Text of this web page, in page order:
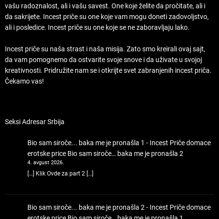
vašu radoznalost, ali i vašu savest. One koje želite da pročitate, ali i
da sakrijete. Incest priče su one koje vam mogu doneti zadovoljstvo,
ali i posledice. Incest priče su one koje se ne zaboravljaju lako.
Incest priče su naša strast i naša misija. Zato smo kreirali ovaj sajt,
da vam pomognemo da ostvarite svoje snove i da uživate u svojoj
kreativnosti. Pridružite nam se i otkrijte svet zabranjenih incest priča.
Čekamo vas!
Seksi Adresar Srbija
Bio sam siroče... baka me je pronašla 1 - Incest Priče domace
erotske price Bio sam siroče… baka me je pronašla 2
4. avgust 2026.
[…] Klik Ovde za part 2 […]
Bio sam siroče... baka me je pronašla 2 - Incest Priče domace